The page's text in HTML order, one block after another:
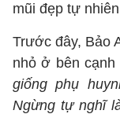
mũi đẹp tự
Trước đây, Bảo
nhỏ ở bên
giống phụ
Ngừng tự nghĩ